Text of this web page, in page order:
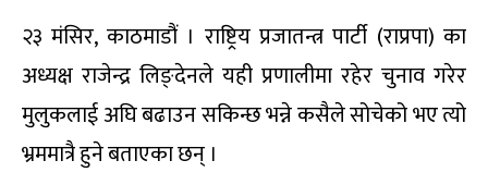
२३ मंसिर, काठमाडौं । राष्ट्रिय प्रजातन्त्र पार्टी (राप्रपा) का
अध्यक्ष राजेन्द्र लिङ्देनले यही प्रणालीमा रहेर चुनाव गरेर
मुलुकलाई अघि बढाउन सकिन्छ भन्ने कसैले सोचेको भए त्यो
भ्रममात्रै हुने बताएका छन् ।